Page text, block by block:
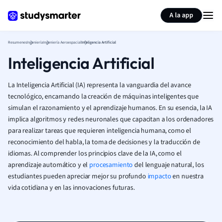
A la app
ResumenesIngenieríaIngeniería AeroespacialInteligencia Artificial
Inteligencia Artificial
La Inteligencia Artificial (IA) representa la vanguardia del avance
tecnológico, encarnando la creación de máquinas inteligentes que
simulan el razonamiento y el aprendizaje humanos. En su esencia, la IA
implica algoritmos y redes neuronales que capacitan a los ordenadores
para realizar tareas que requieren inteligencia humana, como el
reconocimiento del habla, la toma de decisiones y la traducción de
idiomas. Al comprender los principios clave de la IA, como el
aprendizaje automático y el procesamiento del lenguaje natural, los
estudiantes pueden apreciar mejor su profundo impactoen nuestra
vida cotidiana y en las innovaciones futuras.
Resumir página